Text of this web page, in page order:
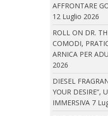
DIESEL
DESIRE”,
DIESEL
YOUR DESIRE”,
IMMERSIVA...
AFFRONTARE
12 Luglio 2026
ROLL ON DR.
COMODI,
ARNICA PER
2026
DIESEL
YOUR DESIRE”,
IMMERSIVA 7